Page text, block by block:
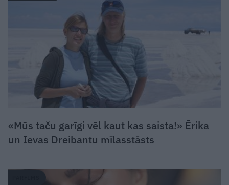
«Mūs taču garīgi vēl kaut kas saista!» Ērika
un Ievas Dreibantu mīlasstāsts